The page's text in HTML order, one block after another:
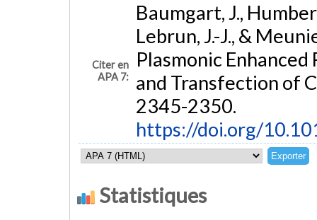
Citer en
APA 7:
Baumgart, J.,
Lebrun, J.-J., &
Plasmonic
and Transfection of
2345-2350.
https://doi.org/
Statistiques